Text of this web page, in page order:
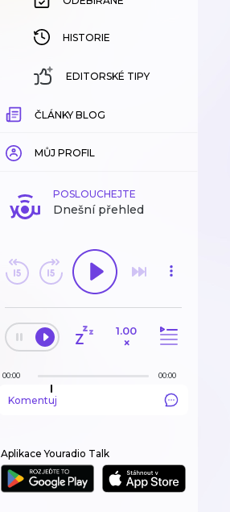
HISTORIE
EDITORSKÉ TIPY
ČLÁNKY BLOG
MŮJ PROFIL
POSLOUCHEJTE
Dnešní přehled
1.00
×
00:00 00:00
Komentuj
Aplikace Youradio Talk